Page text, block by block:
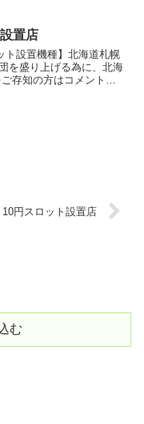
置店
ト設置機種】北海道札幌
を盛り上げる為に、北海
存知の方はコメント欄
円スロット設置店
む